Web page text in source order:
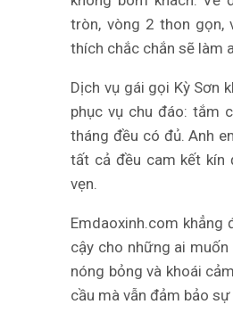
tròn, vòng 2 thon gọn,
thích chắc chắn sẽ làm
Dịch vụ gái gọi Kỳ Sơn
phục vụ chu đáo: tắm
tháng đều có đủ. Anh
tất cả đều cam kết kín
vẹn.
Emdaoxinh.com khẳng
cậy cho những ai
nóng bỏng và khoái
cầu mà vẫn đảm bảo